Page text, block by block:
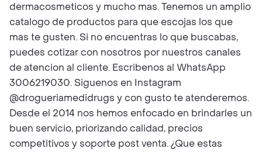
dermacosmeticos y mucho mas. Tenemos un amplio
catalogo de productos para que escojas los que
mas te gusten. Si no encuentras lo que buscabas,
puedes cotizar con nosotros por nuestros canales
de atencion al cliente. Escribenos al WhatsApp
3006219030. Siguenos en Instagram
@drogueriamedidrugs y con gusto te atenderemos.
Desde el 2014 nos hemos enfocado en brindarles un
buen servicio, priorizando calidad, precios
competitivos y soporte post venta. ¿Que estas